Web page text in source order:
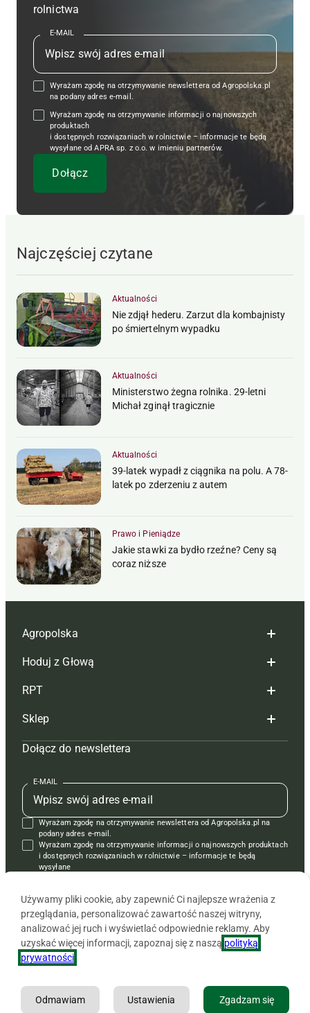
rolnictwa
E-MAIL
Wyrażam zgodę na otrzymywanie newslettera od Agropolska.pl
na podany adres e-mail.
Wyrażam zgodę na otrzymywanie informacji o najnowszych
produktach
i dostępnych rozwiązaniach w rolnictwie – informacje te będą
wysyłane od APRA sp. z o.o. w imieniu partnerów.
Najczęściej czytane
Aktualności
Nie zdjął hederu. Zarzut dla kombajnisty
po śmiertelnym wypadku
Aktualności
Ministerstwo żegna rolnika. 29-letni
Michał zginął tragicznie
Aktualności
39-latek wypadł z ciągnika na polu. A 78-
latek po zderzeniu z autem
Prawo i Pieniądze
Jakie stawki za bydło rzeźne? Ceny są
coraz niższe
Agropolska
Redakcja
Reklama
Tagi
Mapa serwisu
Kontakt
Regulamin
Polityka prywatności
Hoduj z Głową
Hoduj z głową bydło
Hoduj z głową świnie
Prenumerata
Redakcja
Kontakt
Reklama
RPT
Redakcja
Prenumerata
Reklama
Kontakt
Krzyżówki
Sklep
Czasopisma i prenumerata
Książki
Regulamin
Dołącz do newslettera
E-MAIL
Wyrażam zgodę na otrzymywanie newslettera od Agropolska.pl na
podany adres e-mail.
Wyrażam zgodę na otrzymywanie informacji o najnowszych produktach
i dostępnych rozwiązaniach w rolnictwie – informacje te będą
wysyłane
Copyright © 2026 Agencja Promocji Rolnictwa i Agrobiznesu APRA
Używamy pliki cookie, aby zapewnić Ci najlepsze wrażenia z
przeglądania, personalizować zawartość naszej witryny,
analizować jej ruch i wyświetlać odpowiednie reklamy. Aby
uzyskać więcej informacji, zapoznaj się z naszą polityką
prywatności
Zgadzam się
Ustawienia
Odmawiam